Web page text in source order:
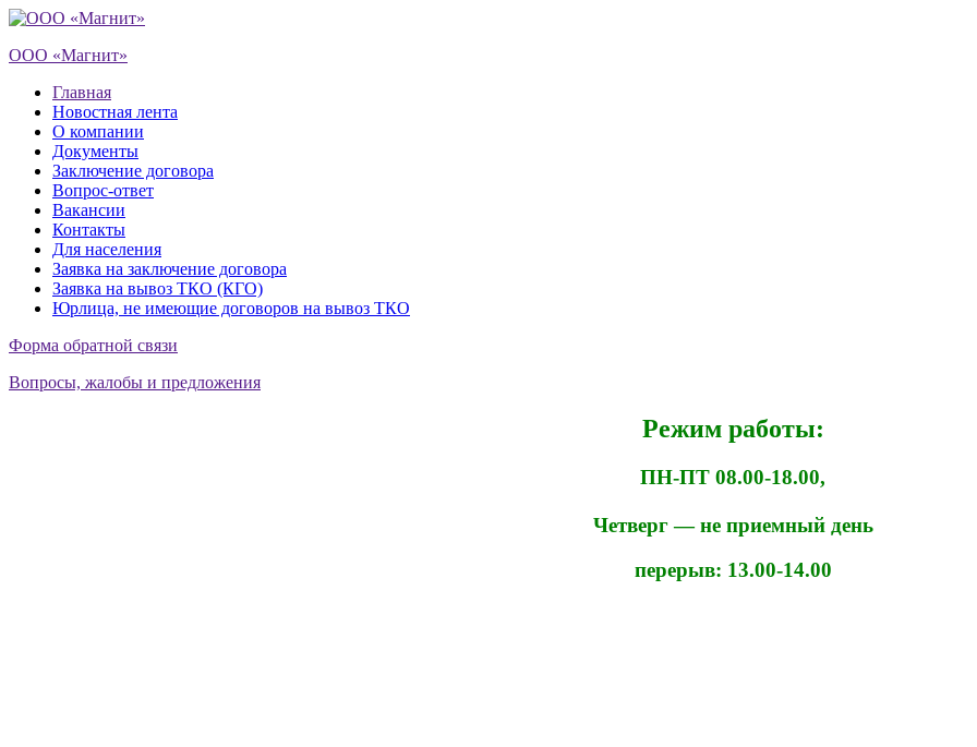
ООО «Магнит»
Главная
Новостная лента
О компании
Документы
Заключение договора
Вопрос-ответ
Вакансии
Контакты
Для населения
Заявка на заключение договора
Заявка на вывоз ТКО (КГО)
Юрлица, не имеющие договоров на вывоз ТКО
Форма обратной связи
Вопросы, жалобы и предложения
Режим работы:
ПН-ПТ 08.00-18.00,
Четверг — не приемный день
перерыв: 13.00-14.00